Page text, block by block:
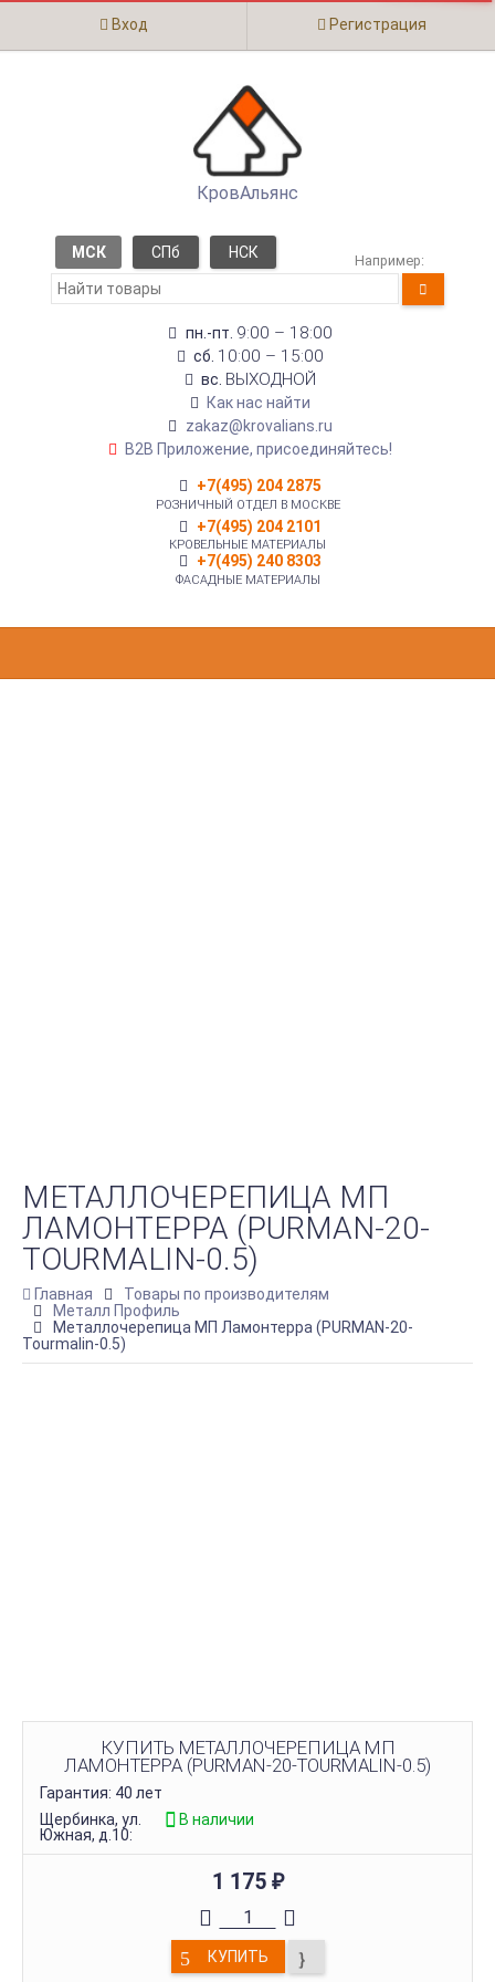
Вход Регистрация
КровАльянс
МСК СПб НСК Например:
пн.-пт. 9:00 – 18:00
сб. 10:00 – 15:00
вс. ВЫХОДНОЙ
Как нас найти
zakaz@krovalians.ru
B2B Приложение, присоединяйтесь!
+7(495) 204 2875
РОЗНИЧНЫЙ ОТДЕЛ В МОСКВЕ
+7(495) 204 2101
КРОВЕЛЬНЫЕ МАТЕРИАЛЫ
+7(495) 240 8303
ФАСАДНЫЕ МАТЕРИАЛЫ
МЕТАЛЛОЧЕРЕПИЦА МП
ЛАМОНТЕРРА (PURMAN-20-
TOURMALIN-0.5)
Главная
Товары по производителям
Металл Профиль
Металлочерепица МП Ламонтерра (PURMAN-20-
Tourmalin-0.5)
КУПИТЬ МЕТАЛЛОЧЕРЕПИЦА МП
ЛАМОНТЕРРА (PURMAN-20-TOURMALIN-0.5)
Гарантия: 40 лет
Щербинка, ул.
Южная, д.10:
В наличии
1 175 ₽
КУПИТЬ